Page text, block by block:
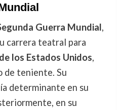
Guerra Mundial,
carrera teatral para
los Estados Unidos,
de teniente. Su
determinante en su
en su